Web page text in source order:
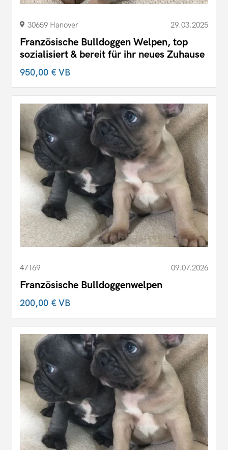
30659 Hanover 29.03.2025
Französische Bulldoggen Welpen, top
sozialisiert & bereit für ihr neues Zuhause
950,00 €VB
47169 09.07.2026
Französische Bulldoggenwelpen
200,00 €VB